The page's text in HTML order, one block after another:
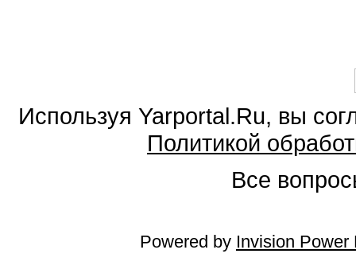
Используя Yarportal.Ru, вы
Политикой
Все
Powered by Invision Power